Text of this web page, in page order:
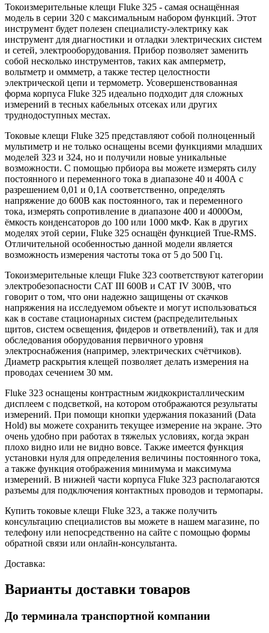
Токоизмерительные клещи Fluke 325 - самая оснащённая
модель в серии 320 с максимальным набором функций. Этот
инструмент будет полезен специалисту-электрику как
инструмент для диагностики и отладки электрических систем
и сетей, электрооборудования. Прибор позволяет заменить
собой несколько инструментов, таких как амперметр,
вольтметр и оммметр, а также тестер целостности
электрической цепи и термометр. Усовершенствованная
форма корпуса Fluke 325 идеально подходит для сложных
измерений в тесных кабельных отсеках или других
труднодоступных местах.
Токовые клещи Fluke 325 представляют собой полноценный
мультиметр и не только оснащены всеми функциями младших
моделей 323 и 324, но и получили новые уникальные
возможности. С помощью прбиора вы можете измерять силу
постоянного и переменного тока в диапазоне 40 и 400А с
разрешением 0,01 и 0,1А соответственно, определять
напряжение до 600В как постоянного, так и переменного
тока, измерять сопротивление в диапазоне 400 и 4000Ом,
ёмкость конденсаторов до 100 или 1000 мкФ. Как в других
моделях этой серии, Fluke 325 оснащён функцией True-RMS.
Отличительной особенностью данной модели является
возможность измерения частоты тока от 5 до 500 Гц.
Токоизмерительные клещи Fluke 323 соответствуют категории
электробезопасности CAT III 600В и CAT IV 300В, что
говорит о том, что они надежно защищены от скачков
напряжения на исследуемом объекте и могут использоваться
как в составе стационарных систем (распределительных
щитов, систем освещения, фидеров и ответвлений), так и для
обследования оборудования первичного уровня
электроснабжения (например, электрических счётчиков).
Диаметр раскрытия клещей позволяет делать измерения на
проводах сечением 30 мм.
Fluke 323 оснащены контрастным жидкокристаллическим
дисплеем с подсветкой, на котором отображаются результаты
измерений. При помощи кнопки удержания показаний (Data
Hold) вы можете сохранить текущее измерение на экране. Это
очень удобно при работах в тяжелых условиях, когда экран
плохо видно или не видно вовсе. Также имеется функция
установки нуля для определения величины постоянного тока,
а также функция отображения минимума и максимума
измерений. В нижней части корпуса Fluke 323 располагаются
разъемы для подключения контактных проводов и термопары.
Купить токовые клещи Fluke 323, а также получить
консультацию специалистов вы можете в нашем магазине, по
телефону или непосредственно на сайте с помощью формы
обратной связи или онлайн-консультанта.
Доставка:
Варианты доставки товаров
До терминала транспортной компании